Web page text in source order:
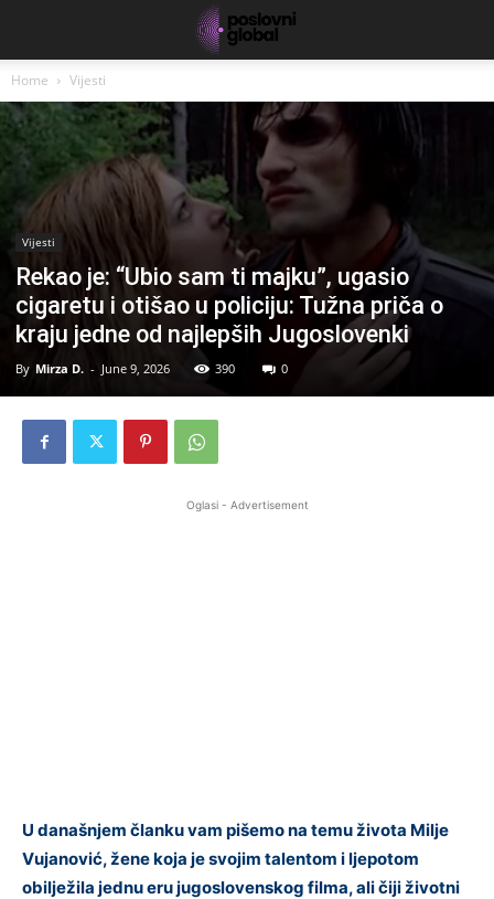
Home Vijesti
Vijesti
Rekao je: “Ubio sam ti majku”, ugasio
cigaretu i otišao u policiju: Tužna priča o
kraju jedne od najlepših Jugoslovenki
By Mirza D. - June 9, 2026 390 0
Oglasi - Advertisement
U današnjem članku vam pišemo na temu života Milje
Vujanović, žene koja je svojim talentom i ljepotom
obilježila jednu eru jugoslovenskog filma, ali čiji životni